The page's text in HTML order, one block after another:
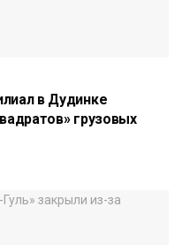
в Дудинке
грузовых